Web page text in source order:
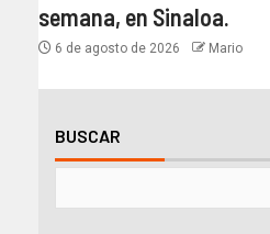
semana, en Sinaloa.
6 de agosto de 2026 Mario
BUSCAR